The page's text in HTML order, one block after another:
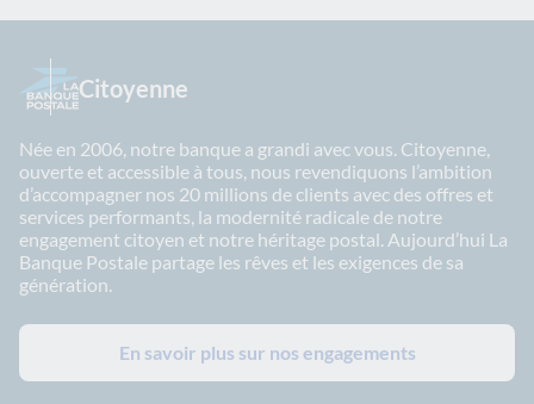
Citoyenne
Née en 2006, notre banque a grandi avec vous. Citoyenne,
ouverte et accessible à tous, nous revendiquons l’ambition
d’accompagner nos 20 millions de clients avec des offres et
services performants, la modernité radicale de notre
engagement citoyen et notre héritage postal. Aujourd’hui La
Banque Postale partage les rêves et les exigences de sa
génération.
En savoir plus sur nos engagements